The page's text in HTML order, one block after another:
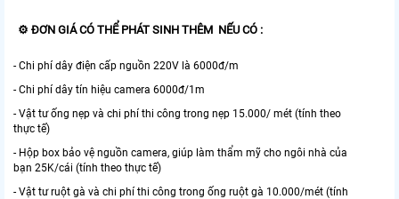
⚙ ĐƠN GIÁ CÓ THỂ PHÁT SINH THÊM NẾU CÓ :
- Chi phí dây điện cấp nguồn 220V là 6000đ/m
- Chi phí dây tín hiệu camera 6000đ/1m
- Vật tư ống nẹp và chi phí thi công trong nẹp 15.000/ mét (tính theo
thực tế)
- Hộp box bảo vệ nguồn camera, giúp làm thẩm mỹ cho ngôi nhà của
bạn 25K/cái (tính theo thực tế)
- Vật tư ruột gà và chi phí thi công trong ống ruột gà 10.000/mét (tính